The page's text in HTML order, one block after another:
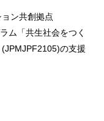
ン共創拠点
ム「共生社会をつく
の支援